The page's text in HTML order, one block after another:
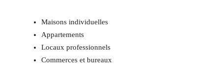
Maisons individuelles
Appartements
Locaux professionnels
Commerces et bureaux